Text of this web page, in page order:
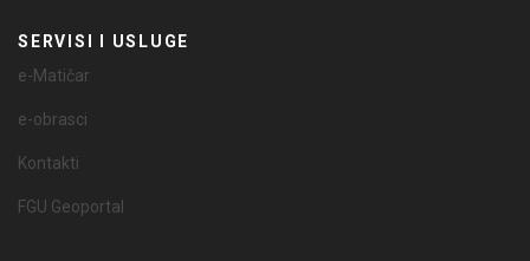
SERVISI I USLUGE
e-Matičar
e-obrasci
Kontakti
FGU Geoportal